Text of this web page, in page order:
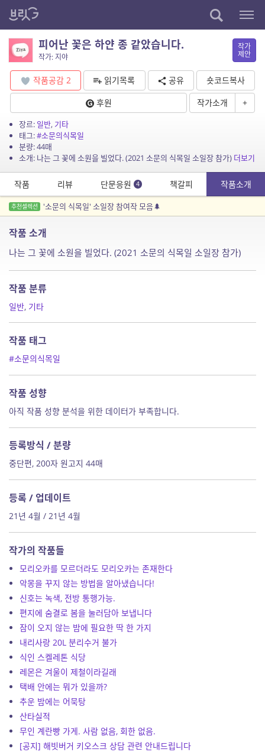
피어난 꽃은 하얀 종 같았습니다.
작가: 지야
작가
제안
작품공감 2 읽기목록 공유
숏코드복사
후원
작가소개 +
장르: 일반, 기타
태그:#소문의식목일
분량: 44매
소개: 나는 그 꽃에 소원을 빌었다. (2021 소문의 식목일 소일장 참가) 더보기
작품 리뷰 단문응원 4 책갈피 작품소개
추천셀렉션 '소문의 식목일' 소일장 참여작 모음🌲
작품 소개
나는 그 꽃에 소원을 빌었다. (2021 소문의 식목일 소일장 참가)
작품 분류
일반, 기타
작품 태그
#소문의식목일
작품 성향
아직 작품 성향 분석을 위한 데이터가 부족합니다.
등록방식 / 분량
중단편, 200자 원고지 44매
등록 / 업데이트
21년 4월 / 21년 4월
작가의 작품들
모리오카를 모르더라도 모리오카는 존재한다
악몽을 꾸지 않는 방법을 알아냈습니다!
신호는 녹색, 전방 통행가능.
편지에 숨결로 봄을 눌러담아 보냅니다
잠이 오지 않는 밤에 필요한 딱 한 가지
내리사랑 20L 분리수거 불가
식인 스켈레톤 식당
레몬은 겨울이 제철이라길래
택배 안에는 뭐가 있을까?
추운 밤에는 어묵탕
산타실적
무인 계란빵 가게. 사람 없음, 회한 없음.
[공지] 해빗버거 키오스크 상담 관련 안내드립니다